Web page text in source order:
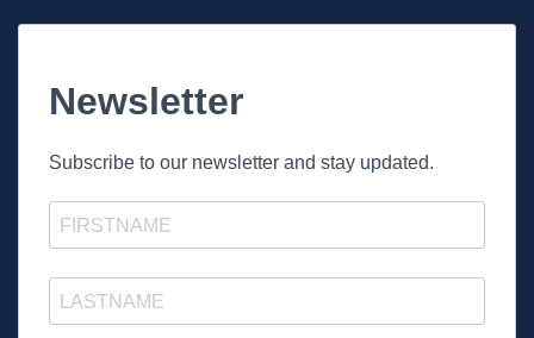
Newsletter
Subscribe to our newsletter and stay updated.